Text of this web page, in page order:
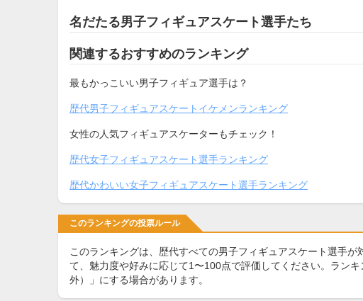
名だたる男子フィギュアスケート選手たち
関連するおすすめのランキング
最もかっこいい男子フィギュア選手は？
歴代男子フィギュアスケートイケメンランキング
女性の人気フィギュアスケーターもチェック！
歴代女子フィギュアスケート選手ランキング
歴代かわいい女子フィギュアスケート選手ランキング
このランキングの投票ルール
このランキングは、歴代すべての男子フィギュアスケート選手
て、魅力度や好みに応じて1〜100点で評価してください。ラン
外）」にする場合があります。